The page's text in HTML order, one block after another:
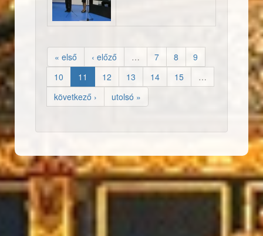
« első ‹ előző … 7 8
9
10
11 12 13 14 15
…
következő ›
utolsó »